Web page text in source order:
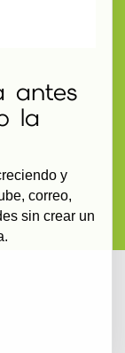
antes
la
y
correo,
sin crear un